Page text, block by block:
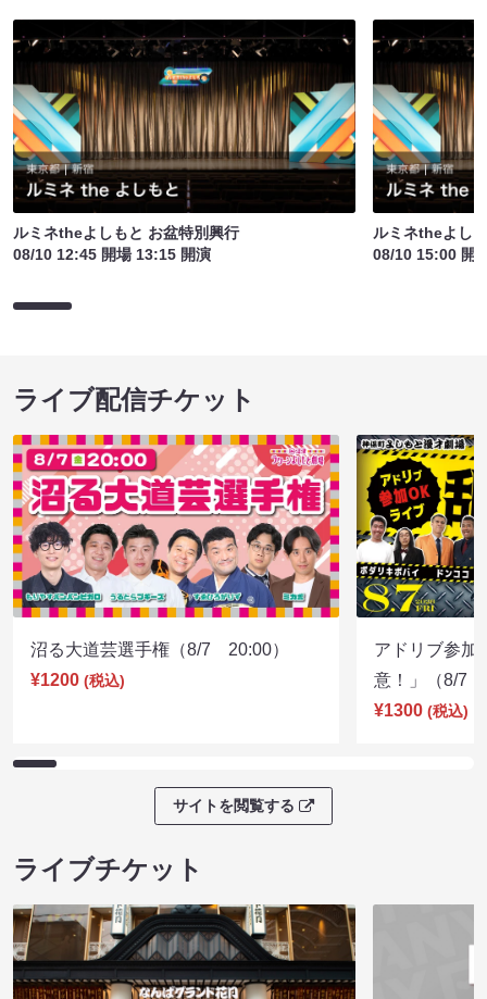
ルミネtheよしもと お盆特別興行
08/10 12:45 開場 13:15 開演
ルミネtheよし
08/10 15:00 開
ライブ配信チケット
沼る大道芸選手権（8/7 20:00）
¥1200 (税込)
アドリブ参加
意！」（8/7
¥1300 (税込)
サイトを閲覧する
ライブチケット